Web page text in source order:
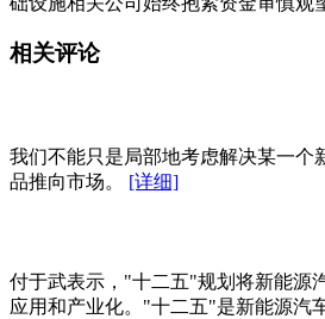
相关评论
我们不能只是局部地考虑解决某一个
品推向市场。 [详细]
付于武表示，"十二五"规划将新能源
应用和产业化。"十二五"是新能源汽